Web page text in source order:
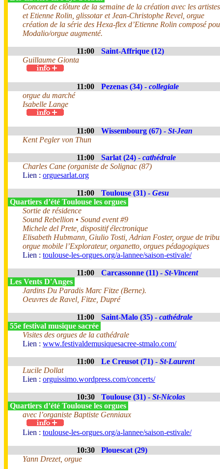
Concert de clôture de la semaine de la création avec les
et Etienne Rolin, glissotar et Jean-Christophe Revel, orgue
création de la série des Hexa-flex d’Etienne Rolin composé
Modalio/orgue augmenté.
11:00
Saint-Affrique (12)
Guillaume Gionta
11:00 Pezenas (34) - collegiale
orgue du marché
Isabelle Lange
11:00 Wissembourg (67) - St-Jean
Kent Pegler von Thun
11:00 Sarlat (24) - cathédrale
Charles Cane (organiste de Solignac (87)
Lien : orguesarlat.org
11:00 Toulouse (31) - Gesu
Quartiers d’été Toulouse les orgues
Sortie de résidence
Sound Rebellion • Sound event #9
Michele del Prete, dispositif électronique
Elisabeth Hubmann, Giulio Tosti, Adrian Foster, orgue de
orgue mobile l’Explorateur, organetto, orgues pédagogiques
Lien : toulouse-les-orgues.org/a-lannee/saison-estivale/
11:00 Carcassonne (11) - St-Vincent
Les Vents D'Anges
Jardins Du Paradis Marc Fitze (Berne).
Oeuvres de Ravel, Fitze, Dupré
11:00 Saint-Malo (35) - cathédrale
55e festival musique sacrée
Visites des orgues de la cathédrale
Lien : www.festivaldemusiquesacree-stmalo.com/
11:00 Le Creusot (71) - St-Laurent
Lucile Dollat
Lien : orguissimo.wordpress.com/concerts/
10:30 Toulouse (31) - St-Nicolas
Quartiers d’été Toulouse les orgues
avec l’organiste Baptiste Genniaux
Lien : toulouse-les-orgues.org/a-lannee/saison-estivale/
10:30
Plouescat (29)
Yann Drezet, orgue